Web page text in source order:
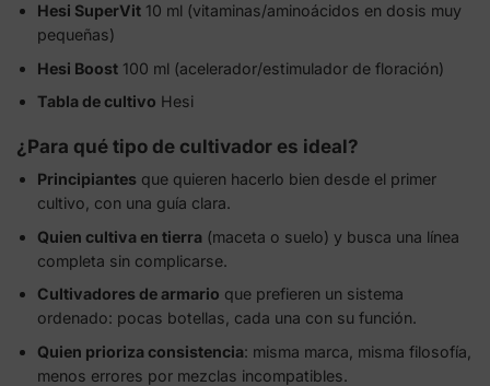
Hesi SuperVit10 ml (vitaminas/aminoácidos en dosis muy
pequeñas)
Hesi Boost100 ml (acelerador/estimulador de floración)
Tabla de cultivo Hesi
¿Para qué tipo de cultivador es ideal?
Principiantesque quieren hacerlo bien desde el primer
cultivo, con una guía clara.
Quien cultiva en tierra (maceta o suelo) y busca una línea
completa sin complicarse.
Cultivadores de armario que prefieren un sistema
ordenado: pocas botellas, cada una con su función.
Quien prioriza consistencia: misma marca, misma filosofía,
menos errores por mezclas incompatibles.